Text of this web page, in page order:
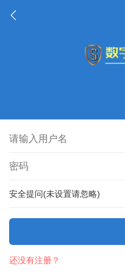
安全提问(未设置请忽略)
还没有注册？